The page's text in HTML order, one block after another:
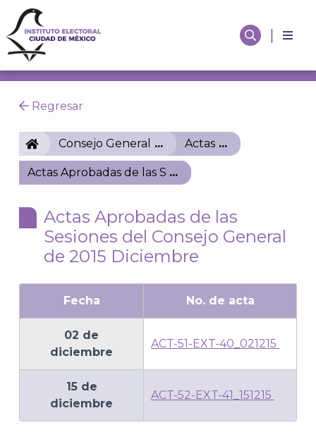
Regresar
IECMConsejo General Actas
Actas Aprobadas de las Sesiones del Consejo
Actas Aprobadas de las
Sesiones del Consejo General
de 2015 Diciembre
Fecha No. de acta
02 de
diciembre
ACT-51-EXT-40_021215
15 de
diciembre
ACT-52-EXT-41_151215